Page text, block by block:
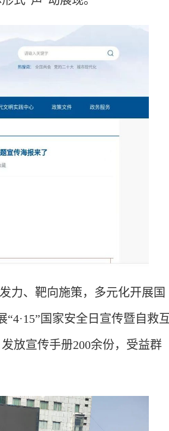
力、靶向施策，多元化开展国
国家安全日宣传暨自救互
放宣传手册200余份，受益群